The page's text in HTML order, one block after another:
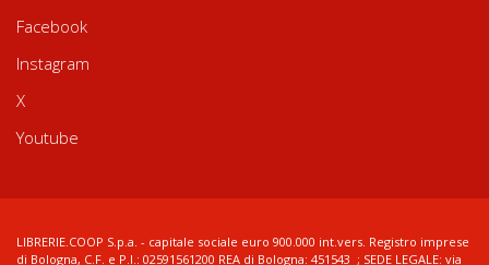
Facebook
Instagram
X
Youtube
LIBRERIE.COOP S.p.a. - capitale sociale euro 900.000 int.vers. Registro imprese
di Bologna, C.F. e P.I.: 02591561200 REA di Bologna: 451543 ; SEDE LEGALE: via